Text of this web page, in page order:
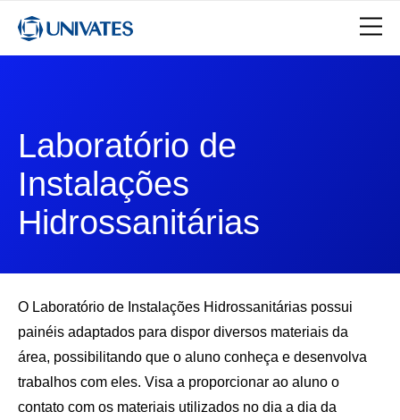
Laboratório de
Instalações
Hidrossanitárias
O Laboratório de Instalações Hidrossanitárias possui
painéis adaptados para dispor diversos materiais da
área, possibilitando que o aluno conheça e desenvolva
trabalhos com eles. Visa a proporcionar ao aluno o
contato com os materiais utilizados no dia a dia da